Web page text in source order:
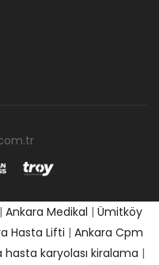
| Ankara Medikal | Ümitköy
Hasta Lifti | Ankara Cpm
hasta karyolası kiralama |